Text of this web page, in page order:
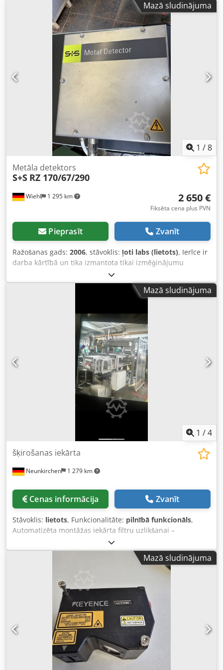
Mazā sludinājuma
1 /8
Wiehl 1 295 km
Metāla detektors
S+S RZ 170/67/290
2 650 €
Fiksēta cena plus PVN
Pieprasīt Zvanīt
Ražošanas gads: 2006, stāvoklis: ļoti labs (lietots), Ierīce ir
darba kārtībā un tika izmantota tikai izmēģinājumu
nolūkos. Tvertnes piltuve ir komplektā. Dedpjh Im Eqjfx
Amzock
Mazā sludinājuma
1 /4
Neunkirchen 1 279 km
šķirošanas iekārta
Cenas informācija Zvanīt
Stāvoklis: lietots, Funkcionalitāte: pilnībā funkcionāls,
Automatizēta montāžas iekārta filtru uzlikšanai –
piemērota Arburg iesmidzināšanas presēm Tiek pārdota
pilna montāžas iekārta, kas iepriekš bija uzstādīta uz
Arburg iesmidzināšanas preses. Iekārta tika izmantota
filtru precīzai un automatizētai ievietošanai plastmasas
detaļās. Tā ir modulāra, piemērota integrācijai esošajās
ražošanas līnijās vai kā pamats jauniem automatizācijas
projektiem. Aprīkojums & komponentes - Stabils rāmis no
alumīnija Item profiliem Izturīgs, modulāri paplašināms,
viegli pielāgojams - Siemens vadības bloks Rūpnieciskai
lietošanai paredzēts PLC vienmērīgiem un drošiem
procesiem - Festo vārsti un pneimatiskie cilindri Vairāki
cilindri un magnētiskie vārsti, kārtīgi uzstādīti, labi
pieejami - Integrēta transportlente Ražoto detaļu izvešanai
Mazā sludinājuma